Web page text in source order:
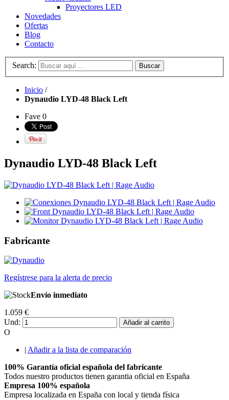
Proyectores LED
Novedades
Ofertas
Blog
Contacto
Search: Buscar
Inicio /
Dynaudio LYD-48 Black Left
Fave 0
Dynaudio LYD-48 Black Left
Fabricante
Regístrese para la alerta de precio
Envío inmediato
1.059 €
Und:
Añadir al carrito
O
| Añadir a la lista de comparación
100% Garantía oficial española del fabricante
Todos nuestro productos tienen garantia oficial en España
Empresa 100% española
Empresa localizada en España con local y tienda física